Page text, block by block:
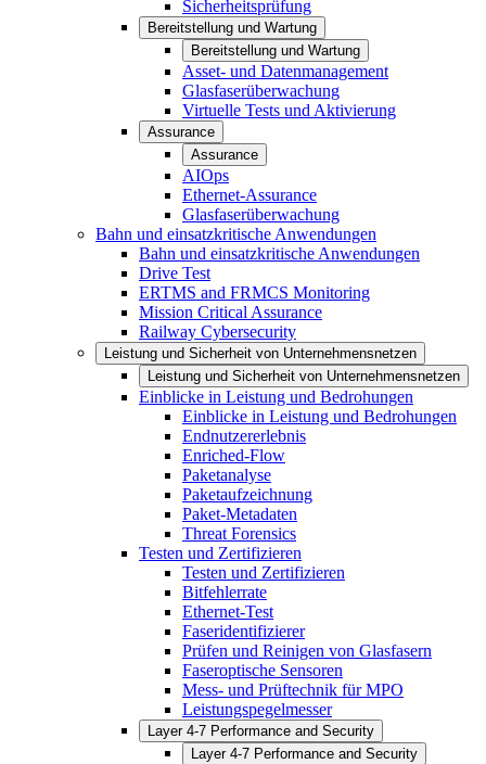
Sicherheitsprüfung
Bereitstellung und Wartung
Bereitstellung und Wartung
Asset- und Datenmanagement
Glasfaserüberwachung
Virtuelle Tests und Aktivierung
Assurance
Assurance
AIOps
Ethernet-Assurance
Glasfaserüberwachung
Bahn und einsatzkritische Anwendungen
Bahn und einsatzkritische Anwendungen
Drive Test
ERTMS and FRMCS Monitoring
Mission Critical Assurance
Railway Cybersecurity
Leistung und Sicherheit von Unternehmensnetzen
Leistung und Sicherheit von Unternehmensnetzen
Einblicke in Leistung und Bedrohungen
Einblicke in Leistung und Bedrohungen
Endnutzererlebnis
Enriched-Flow
Paketanalyse
Paketaufzeichnung
Paket-Metadaten
Threat Forensics
Testen und Zertifizieren
Testen und Zertifizieren
Bitfehlerrate
Ethernet-Test
Faseridentifizierer
Prüfen und Reinigen von Glasfasern
Faseroptische Sensoren
Mess- und Prüftechnik für MPO
Leistungspegelmesser
Layer 4-7 Performance and Security
Layer 4-7 Performance and Security